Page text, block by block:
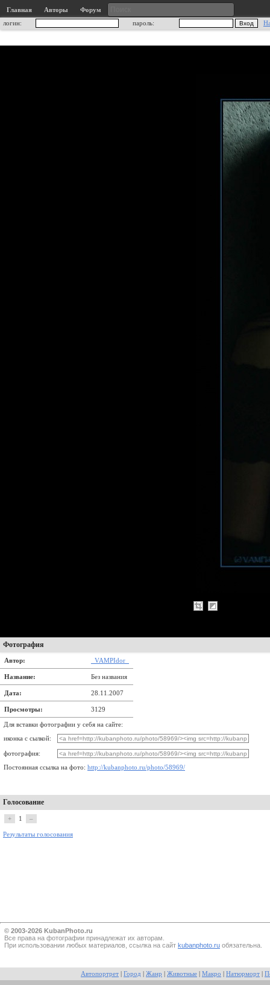
Главная Авторы
Форум
логин:
пароль:
Фотография
Автор: _VAMPIdor_
Название: Без названия
Дата: 28.11.2007
Просмотры: 3129
Для вставки фотографии у себя на сайте:
иконка с сылкой:
фотография:
Постоянная ссылка на фото: http://kubanphoto.ru/photo/58969/
Голосование
+ 1 –
Результаты голосования
© 2003-2026 KubanPhoto.ru
Все прaва на фотографии принадлежат их авторам.
При использовании любых материалов, ссылка на сайт kubanphoto.ru обязательна.
Автопортрет Город Жанр Животные Макро Натюрморт